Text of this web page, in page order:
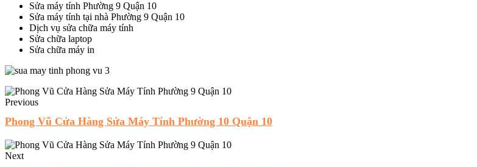
Sửa máy tính Phường 9 Quận 10
Sửa máy tính tại nhà Phường 9 Quận 10
Dịch vụ sửa chữa máy tính
Sửa chữa laptop
Sửa chữa máy in
Previous
Phong Vũ Cửa Hàng Sửa Máy Tính Phường 10 Quận 10
Next